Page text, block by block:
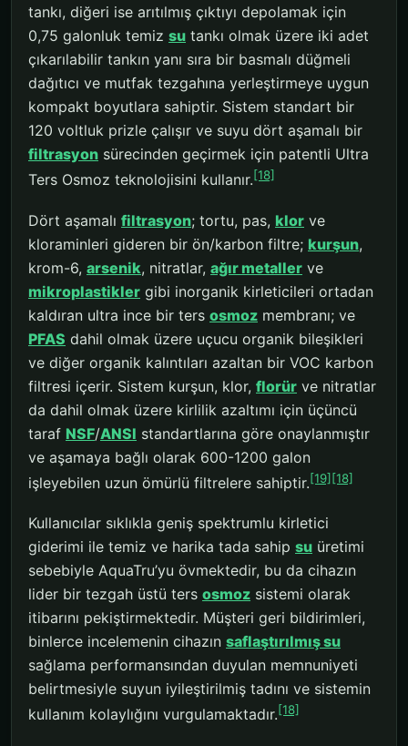
tankı, diğeri ise arıtılmış çıktıyı depolamak için
0,75 galonluk temiz su tankı olmak üzere iki adet
çıkarılabilir tankın yanı sıra bir basmalı düğmeli
dağıtıcı ve mutfak tezgahına yerleştirmeye uygun
kompakt boyutlara sahiptir. Sistem standart bir
120 voltluk prizle çalışır ve suyu dört aşamalı bir
filtrasyon sürecinden geçirmek için patentli Ultra
Ters Osmoz teknolojisini kullanır.[18]
Dört aşamalı filtrasyon; tortu, pas, klor ve
kloraminleri gideren bir ön/karbon filtre; kurşun,
krom-6, arsenik, nitratlar, ağır metaller ve
mikroplastikler gibi inorganik kirleticileri ortadan
kaldıran ultra ince bir ters osmoz membranı; ve
PFAS dahil olmak üzere uçucu organik bileşikleri
ve diğer organik kalıntıları azaltan bir VOC karbon
filtresi içerir. Sistem kurşun, klor, florür ve nitratlar
da dahil olmak üzere kirlilik azaltımı için üçüncü
taraf NSF/ANSI standartlarına göre onaylanmıştır
ve aşamaya bağlı olarak 600-1200 galon
işleyebilen uzun ömürlü filtrelere sahiptir.[19][18]
Kullanıcılar sıklıkla geniş spektrumlu kirletici
giderimi ile temiz ve harika tada sahip su üretimi
sebebiyle AquaTru’yu övmektedir, bu da cihazın
lider bir tezgah üstü ters osmoz sistemi olarak
itibarını pekiştirmektedir. Müşteri geri bildirimleri,
binlerce incelemenin cihazın saflaştırılmış su
sağlama performansından duyulan memnuniyeti
belirtmesiyle suyun iyileştirilmiş tadını ve sistemin
kullanım kolaylığını vurgulamaktadır.[18]